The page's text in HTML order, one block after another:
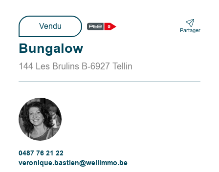
Vendu Partager
Bungalow
144 Les Brulins B-6927 Tellin
0487 76 21 22
veronique.bastien@wellimmo.be